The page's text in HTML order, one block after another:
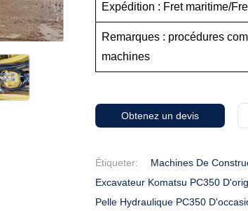
Expédition : Fret maritime/
Remarques : procédures
machines
Obtenez un devis
Étiqueter:
Machines De
Excavateur Komatsu PC350
Pelle Hydraulique PC350